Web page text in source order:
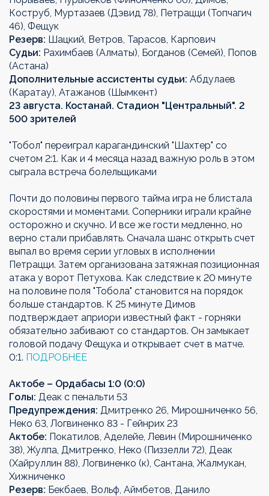
Коструб, Муртазаев (Дэвид 78), Петрацци (Топчагич
46), Фещук
Резерв: Шацкий, Ветров, Тарасов, Карпович
Судьи: Рахимбаев (Алматы), Богданов (Семей), Попов
(Астана)
Дополнительные ассистенты судьи: Абдулаев
(Каратау), Атажанов (Шымкент)
23 августа. Костанай. Стадион "Центральный". 2
500 зрителей
"Тобол" переиграл карагандинский "Шахтер" со
счетом 2:1. Как и 4 месяца назад важную роль в этом
сыграла встреча болельщиками
Почти до половины первого тайма игра не блистала
скоростями и моментами. Соперники играли крайне
осторожно и скучно. И все же гости медленно, но
верно стали прибавлять. Сначала шанс открыть счет
выпал во время серии угловых в исполнении
Петрацци. Затем организована затяжная позиционная
атака у ворот Петухова. Как следствие к 20 минуте
на половине поля "Тобола" становится на порядок
больше стандартов. К 25 минуте Димов
подтверждает априори известный факт - горняки
обязательно забивают со стандартов. Он замыкает
головой подачу Фещука и открывает счет в матче.
0:1. ПОДРОБНЕЕ
Актобе – Ордабасы 1:0 (0:0)
Голы: Деак с пенальти 53
Предупреждения: Дмитренко 26, Мирошниченко 56,
Неко 63, Логвиненко 83 - Гейнрих 23
Актобе: Покатилов, Аделейе, Левин (Мирошниченко
38), Жулпа, Дмитренко, Неко (Пиззелли 72), Деак
(Хайруллин 88), Логвиненко (к), Сантана, Жалмукан,
Хижниченко
Резерв: Бекбаев, Вольф, Аймбетов, Данило